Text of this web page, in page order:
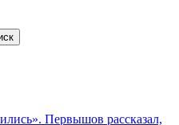
Первышов рассказал,